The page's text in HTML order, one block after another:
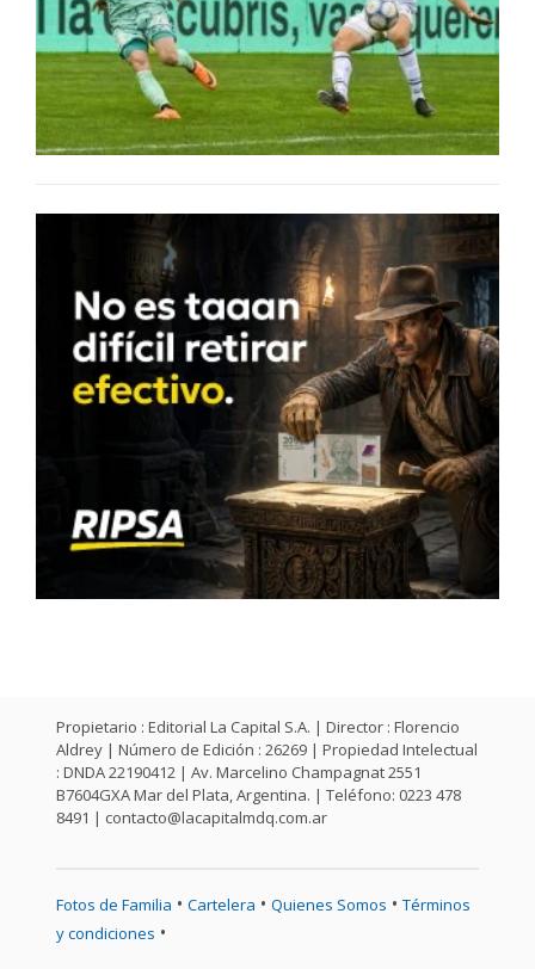
Propietario : Editorial La Capital S.A. | Director : Florencio
Aldrey | Número de Edición : 26269 | Propiedad Intelectual
: DNDA 22190412 | Av. Marcelino Champagnat 2551
B7604GXA Mar del Plata, Argentina. | Teléfono: 0223 478
8491 | contacto@lacapitalmdq.com.ar
Fotos de Familia • Cartelera • Quienes Somos • Términos
y condiciones •